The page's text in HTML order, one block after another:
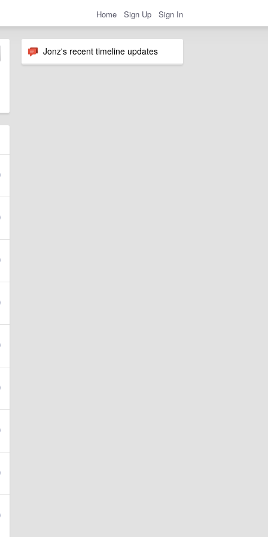
Home Sign Up Sign In
Jonz's recent timeline updates